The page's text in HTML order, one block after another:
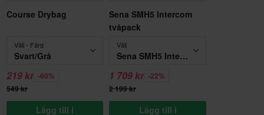
Course Drybag
Välj - Färg
Svart/Grå
219 kr -60%
549 kr
Lägg till i
Sena SMH5 Intercom
tvåpack
Välj
Sena SMH5 Intercom tvåpack
1 709 kr -22%
2 199 kr
Lägg till i